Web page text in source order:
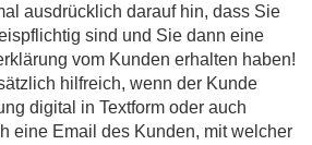
ausdrücklich darauf hin, dass Sie
sind und Sie dann eine
vom Kunden erhalten haben!
hilfreich, wenn der Kunde
digital in Textform oder auch
eine Email des Kunden, mit welcher